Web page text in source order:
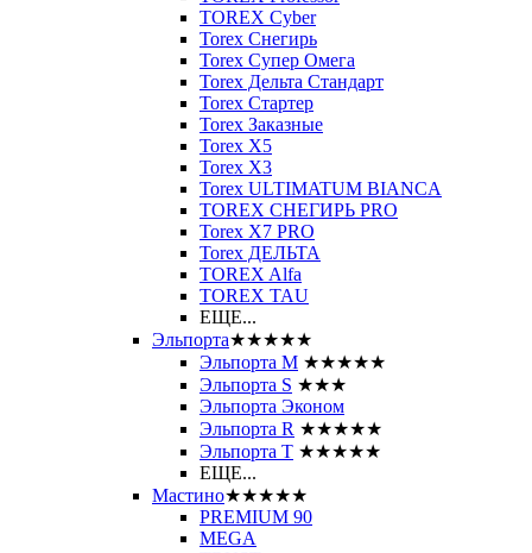
TOREX Cyber
Torex Снегирь
Torex Супер Омега
Torex Дельта Стандарт
Torex Стартер
Torex Заказные
Torex Х5
Torex Х3
Torex ULTIMATUM BIANCA
TOREX СНЕГИРЬ PRO
Torex X7 PRO
Torex ДЕЛЬТА
TOREX Alfa
TOREX TAU
ЕЩЕ...
Эльпорта★★★★★
Эльпорта M ★★★★★
Эльпорта S ★★★
Эльпорта Эконом
Эльпорта R ★★★★★
Эльпорта Т ★★★★★
ЕЩЕ...
Мастино★★★★★
PREMIUM 90
MEGA